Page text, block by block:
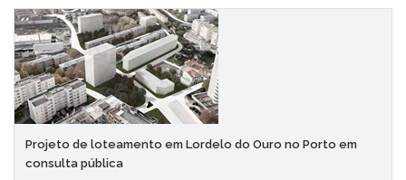
Projeto de loteamento em Lordelo do Ouro no Porto em
consulta pública